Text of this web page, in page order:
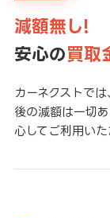
減額無し!
安心の買取
カーネクストで
後の減額は一切
心してご利用いた